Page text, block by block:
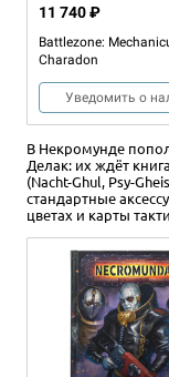
Battlezone:
Charadon
11 740 ₽
Уведомить о
60+ 12+ Eng
4 565 ₽
В Некромунде
Делак: их ждёт
(Nacht-Ghul, Psy-
стандартные
цветах и карты